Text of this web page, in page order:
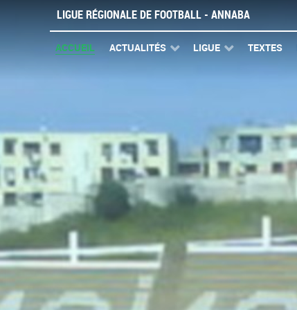
LIGUE RÉGIONALE DE FOOTBALL - ANNABA
ACCUEIL ACTUALITÉS LIGUE TEXTES